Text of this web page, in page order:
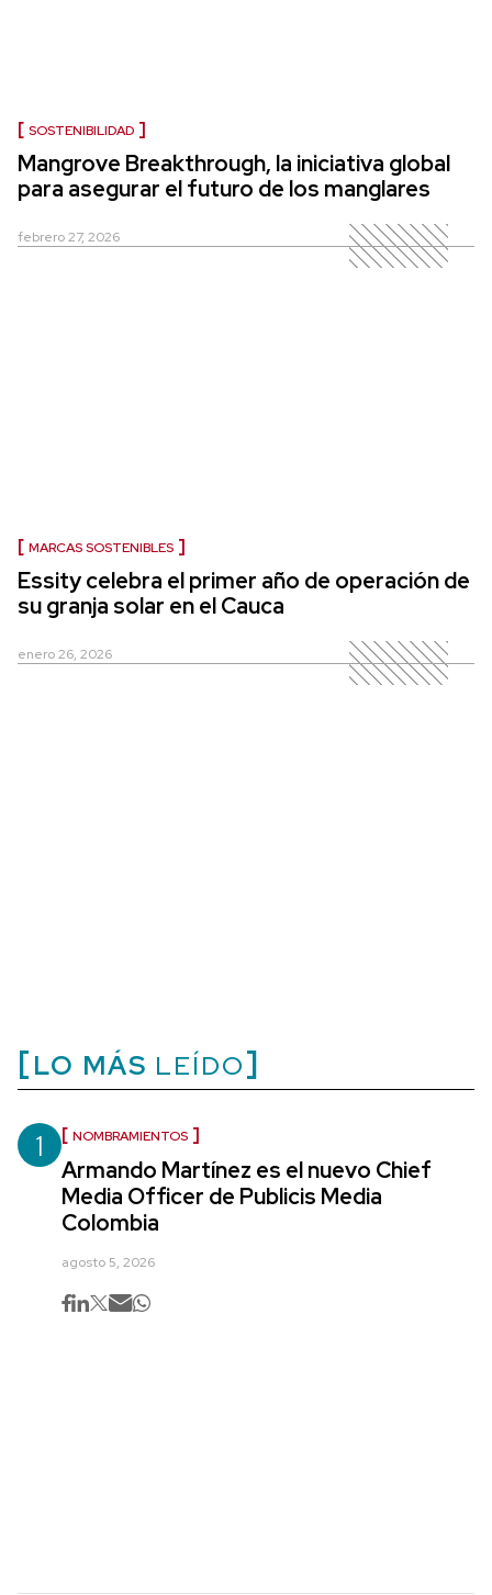
SOSTENIBILIDAD
Mangrove Breakthrough, la iniciativa global
para asegurar el futuro de los manglares
febrero 27, 2026
MARCAS SOSTENIBLES
Essity celebra el primer año de operación de
su granja solar en el Cauca
enero 26, 2026
LO MÁS LEÍDO
1 NOMBRAMIENTOS
Armando Martínez es el nuevo Chief
Media Officer de Publicis Media
Colombia
agosto 5, 2026